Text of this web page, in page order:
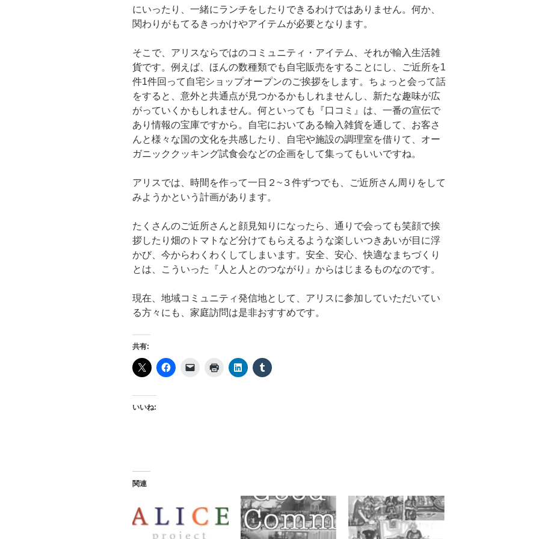
にいったり、一緒にランチをしたりできるわけではありません。何か、
関わりがもてるきっかけやアイテムが必要となります。
そこで、アリスならではのコミュニティ・アイテム、それが輸入生活雑
貨です。例えば、ほんの数種類でも自宅販売をすることにし、ご近所を1
件1件回って自宅ショップオープンのご挨拶をします。ちょっと会って話
をすると、意外と共通点が見つかるかもしれませんし、新たな趣味が広
がっていくかもしれません。何といっても『口コミ』は、一番の宣伝で
あり情報の宝庫ですから。自宅においてある輸入雑貨を通して、お客さ
んと様々な国の文化を共感したり、自宅や施設の調理室を借りて、オー
ガニッククッキング試食会などの企画をして集ってもいいですね。
アリスでは、時間を作って一日２~３件ずつでも、ご近所さん周りをして
みようかという計画があります。
たくさんのご近所さんと顔見知りになったら、通りで会っても笑顔で挨
拶したり畑のトマトなど分けてもらえるような楽しいつきあいが目に浮
かび、今からわくわくしてしまいます。安全、安心、快適なまちづくり
とは、こういった『人と人とのつながり』からはじまるものなのです。
現在、地域コミュニティ発信地として、アリスに参加していただいてい
る方々にも、家庭訪問は是非おすすめです。
共有:
いいね:
関連